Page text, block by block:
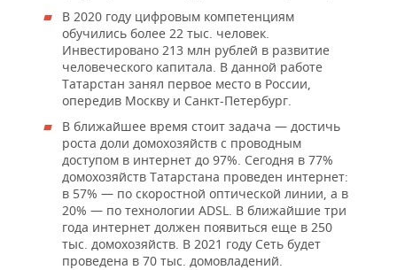
В 2020 году цифровым компетенциям
обучились более 22 тыс. человек.
Инвестировано 213 млн рублей в развитие
человеческого капитала. В данной работе
Татарстан занял первое место в России,
опередив Москву и Санкт-Петербург.
В ближайшее время стоит задача — достичь
роста доли домохозяйств с проводным
доступом в интернет до 97%. Сегодня в 77%
домохозяйств Татарстана проведен интернет:
в 57% — по скоростной оптической линии, а в
20% — по технологии ADSL. В ближайшие три
года интернет должен появиться еще в 250
тыс. домохозяйств. В 2021 году Сеть будет
проведена в 70 тыс. домовладений.